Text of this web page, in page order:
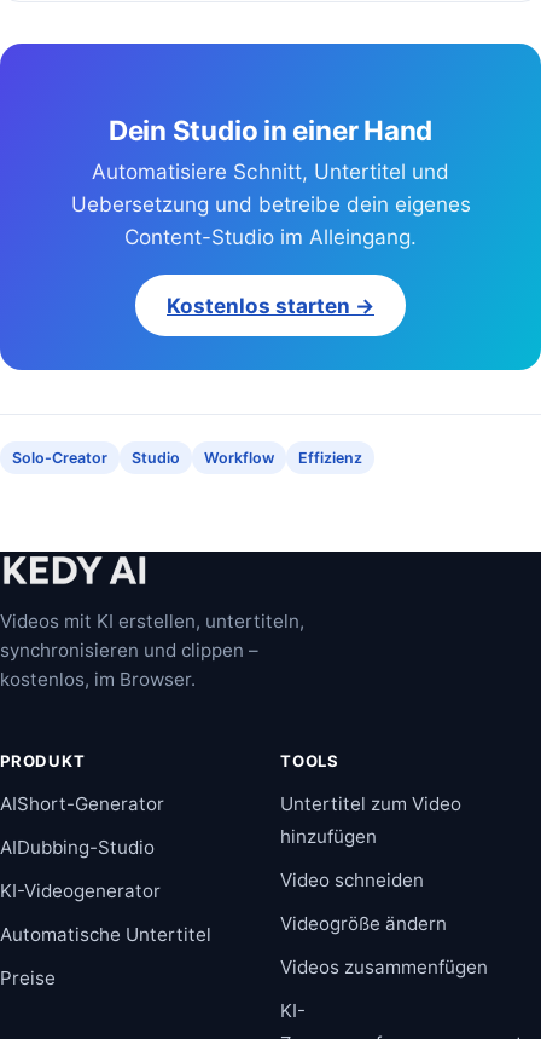
Dein Studio in einer Hand
Automatisiere Schnitt, Untertitel und
Uebersetzung und betreibe dein eigenes
Content-Studio im Alleingang.
Kostenlos starten →
Solo-Creator Studio Workflow Effizienz
Videos mit KI erstellen, untertiteln,
synchronisieren und clippen –
kostenlos, im Browser.
PRODUKT
AIShort-Generator
AIDubbing-Studio
KI-Videogenerator
Automatische Untertitel
Preise
TOOLS
Untertitel zum Video
hinzufügen
Video schneiden
Videogröße ändern
Videos zusammenfügen
KI-